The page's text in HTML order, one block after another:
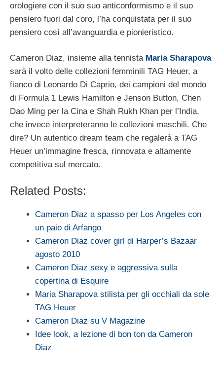
orologiere con il suo suo anticonformismo e il suo
pensiero fuori dal coro, l’ha conquistata per il suo
pensiero così all’avanguardia e pionieristico.
Cameron Diaz, insieme alla tennista Maria Sharapova
sarà il volto delle collezioni femminili TAG Heuer, a
fianco di Leonardo Di Caprio, dei campioni del mondo
di Formula 1 Lewis Hamilton e Jenson Button, Chen
Dao Ming per la Cina e Shah Rukh Khan per l’India,
che invece interpreteranno le collezioni maschili. Che
dire? Un autentico dream team che regalerà a TAG
Heuer un’immagine fresca, rinnovata e altamente
competitiva sul mercato.
Related Posts:
Cameron Diaz a spasso per Los Angeles con
un paio di Arfango
Cameron Diaz cover girl di Harper’s Bazaar
agosto 2010
Cameron Diaz sexy e aggressiva sulla
copertina di Esquire
Maria Sharapova stilista per gli occhiali da sole
TAG Heuer
Cameron Diaz su V Magazine
Idee look, a lezione di bon ton da Cameron
Diaz